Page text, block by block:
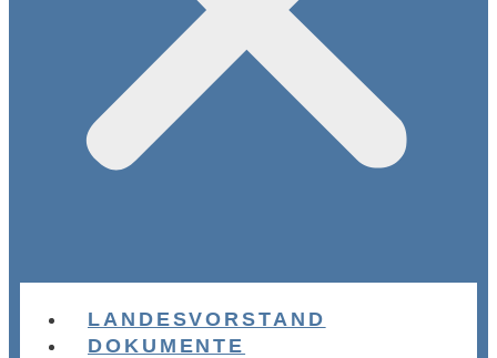
LANDESVORSTAND
DOKUMENTE